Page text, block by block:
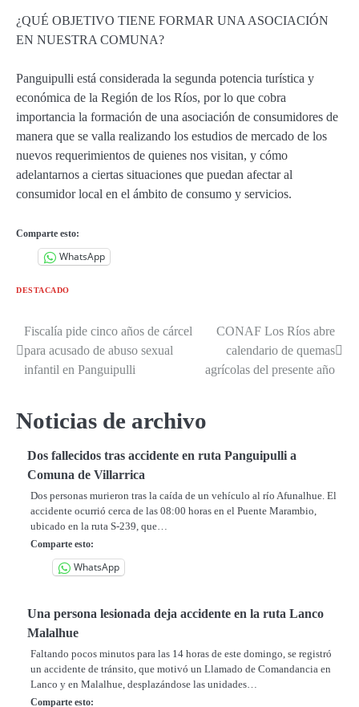
¿QUÉ OBJETIVO TIENE FORMAR UNA ASOCIACIÓN
EN NUESTRA COMUNA?
Panguipulli está considerada la segunda potencia turística y
económica de la Región de los Ríos, por lo que cobra
importancia la formación de una asociación de consumidores de
manera que se valla realizando los estudios de mercado de los
nuevos requerimientos de quienes nos visitan, y cómo
adelantarnos a ciertas situaciones que puedan afectar al
consumidor local en el ámbito de consumo y servicios.
Comparte esto:
WhatsApp
DESTACADO
Navegación
de
Fiscalía pide cinco años de cárcel
para acusado de abuso sexual
infantil en Panguipulli
CONAF Los Ríos abre
calendario de quemas
agrícolas del presente año
Noticias de archivo
Dos fallecidos tras accidente en ruta Panguipulli a
Comuna de Villarrica
Dos personas murieron tras la caída de un vehículo al río Afunalhue. El
accidente ocurrió cerca de las 08:00 horas en el Puente Marambio,
ubicado en la ruta S-239, que…
Comparte esto:
WhatsApp
Una persona lesionada deja accidente en la ruta Lanco
Malalhue
Faltando pocos minutos para las 14 horas de este domingo, se registró
un accidente de tránsito, que motivó un Llamado de Comandancia en
Lanco y en Malalhue, desplazándose las unidades…
Comparte esto: